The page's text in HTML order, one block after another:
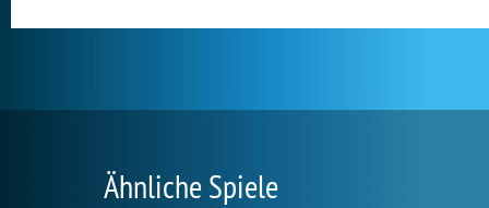
Ähnliche Spiele